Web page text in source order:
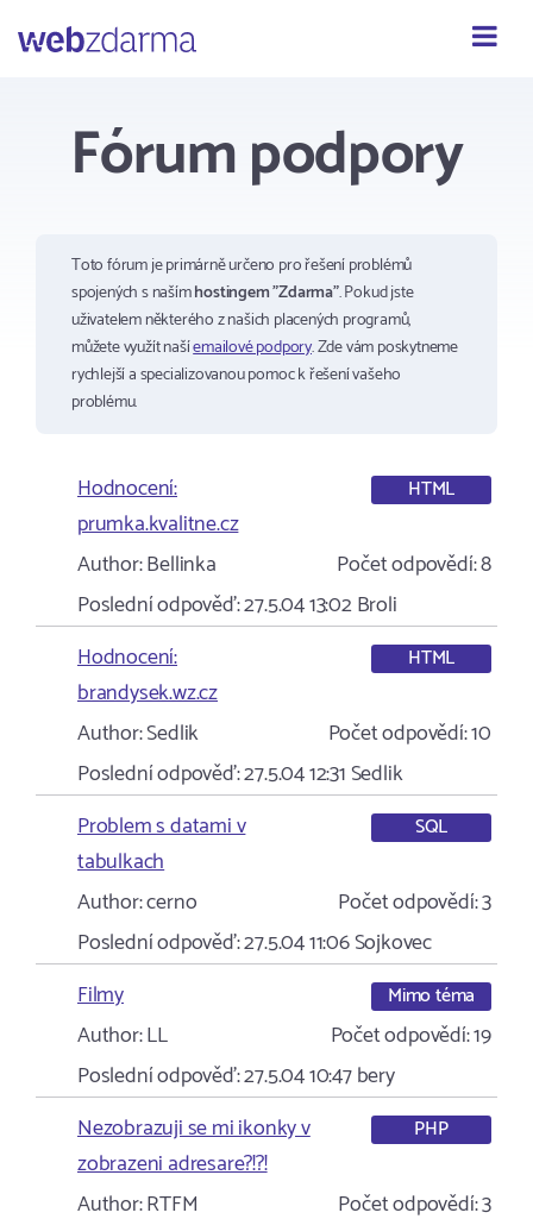
Fórum podpory
Toto fórum je primárně určeno pro řešení problémů
spojených s našímhostingem "Zdarma". Pokud jste
uživatelem některého z našich placených programů,
můžete využít našíemailové podpory. Zde vám poskytneme
rychlejší a specializovanou pomoc k řešení vašeho
problému.
Hodnocení:
prumka.kvalitne.cz
HTML
Author:Bellinka Počet odpovědí:8
Poslední odpověď:27.5.04 13:02Broli
Hodnocení:
brandysek.wz.cz
HTML
Author:Sedlik Počet odpovědí:10
Poslední odpověď:27.5.04 12:31Sedlik
Problem s datami v
tabulkach
SQL
Author:cerno Počet odpovědí:3
Poslední odpověď:27.5.04 11:06Sojkovec
Filmy
Mimo téma
Author:LL Počet odpovědí:19
Poslední odpověď:27.5.04 10:47bery
Nezobrazuji se mi ikonky v
zobrazeni adresare?!?!
PHP
Author:RTFM Počet odpovědí:3